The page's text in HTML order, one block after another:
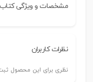
مشخصات و ویژگی کتاب
نظرات کاربران
نظری برای این محصول